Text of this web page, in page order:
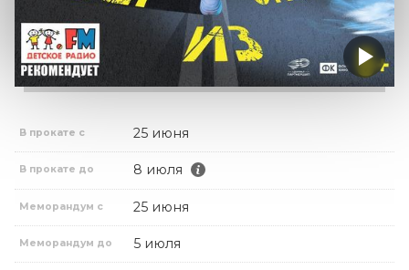
В прокате с 25 июня
В прокате до 8 июля
Меморандум с 25 июня
Меморандум до 5 июля